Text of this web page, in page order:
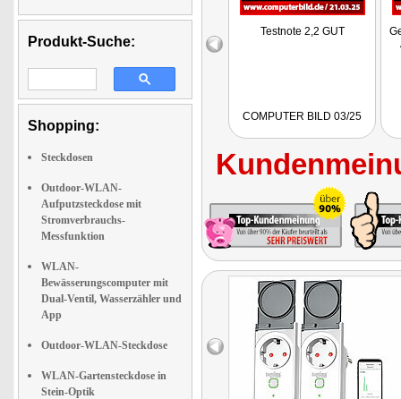
Produkt-Suche:
Shopping:
Steckdosen
Outdoor-WLAN-
Aufputzsteckdose mit
Stromverbrauchs-
Messfunktion
WLAN-
Bewässerungscomputer mit
Dual-Ventil, Wasserzähler und
App
Outdoor-WLAN-Steckdose
WLAN-Gartensteckdose in
Stein-Optik
Testnote 2,2 GUT
COMPUTER BILD 03/25